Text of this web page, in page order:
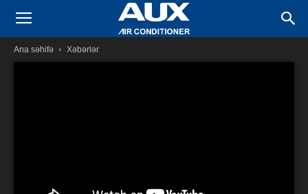
AUX
Kondisioner
Ana səhifə Xəbərlər